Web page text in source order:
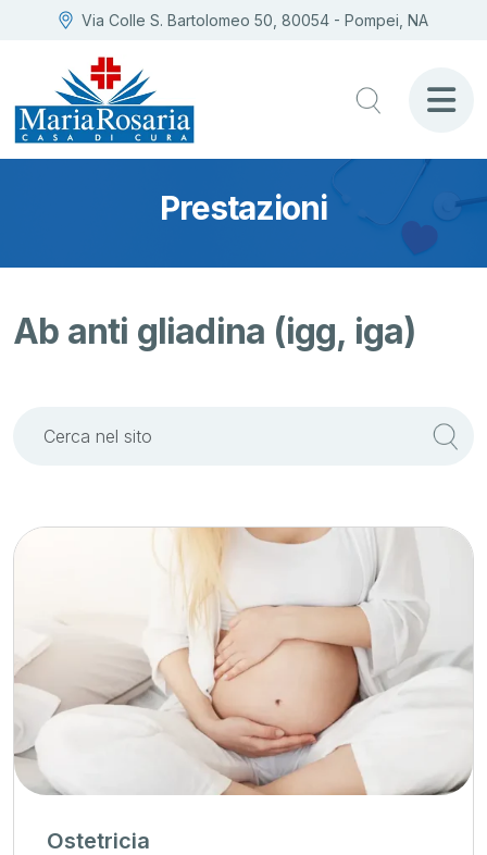
Via Colle S. Bartolomeo 50, 80054 - Pompei, NA
Prestazioni
Ab anti gliadina (igg, iga)
Ostetricia